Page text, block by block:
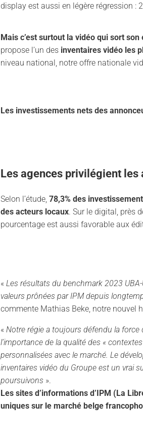
display est aussi en légère régression :
Mais c’est surtout la vidéo qui sort
propose l’un des inventaires vidéo les
niveau national, notre offre nationale
Les investissements nets des
Les agences privilégient les
Selon l’étude,78,3% des
des acteurs locaux. Sur le digital, près
pourcentage est aussi favorable aux
«Les résultats du benchmark 2023 UBA-
valeurs prônées par IPM depuis
commente Mathias Beke, notre nouvel
«Notre régie a toujours défendu la force
l’importance de la qualité des «
personnalisées avec le marché. Le
inventaires vidéo du Groupe est un vrai
poursuivons ».
Les sites d’informations d’IPM (La
uniques sur le marché belge